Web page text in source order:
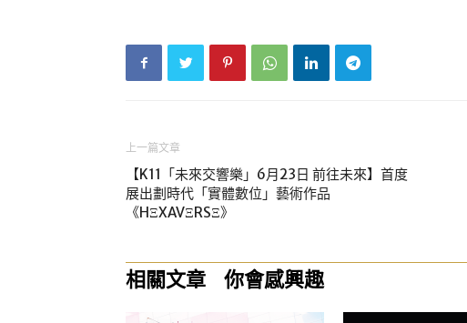
上一篇文章
【K11「未來交響樂」6月23日 前往未來】首度
展出劃時代「實體數位」藝術作品
《HΞXAVΞRSΞ》
相關文章 你會感興趣